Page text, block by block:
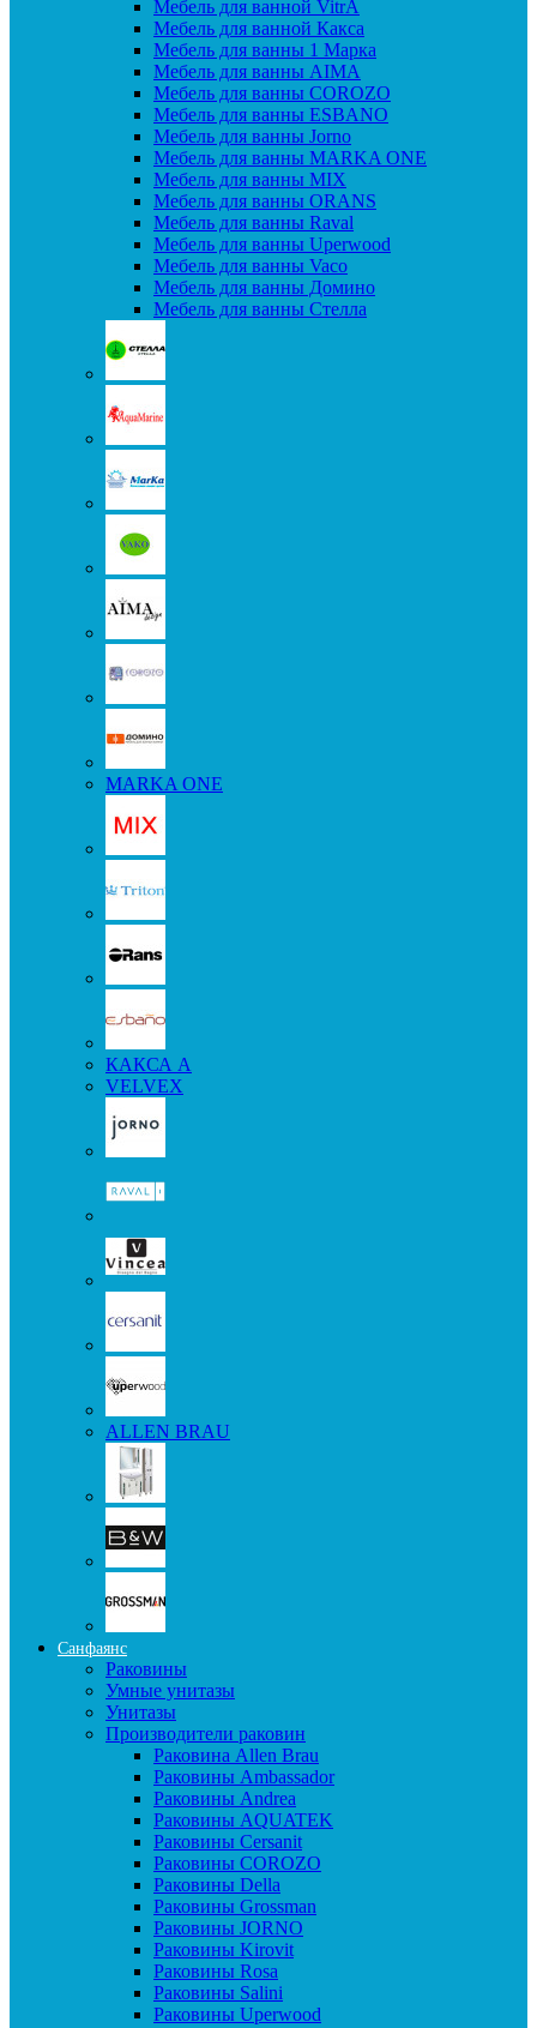
Мебель для ванной VitrA
Мебель для ванной Какса
Мебель для ванны 1 Марка
Мебель для ванны AIMA
Мебель для ванны COROZO
Мебель для ванны ESBANO
Мебель для ванны Jorno
Мебель для ванны MARKA ONE
Мебель для ванны MIX
Мебель для ванны ORANS
Мебель для ванны Raval
Мебель для ванны Uperwood
Мебель для ванны Vaco
Мебель для ванны Домино
Мебель для ванны Стелла
MARKA ONE
КАКСА А
VELVEX
ALLEN BRAU
Санфаянс
Раковины
Умные унитазы
Унитазы
Производители раковин
Раковина Allen Brau
Раковины Ambassador
Раковины Andrea
Раковины AQUATEK
Раковины Cersanit
Раковины COROZO
Раковины Della
Раковины Grossman
Раковины JORNO
Раковины Kirovit
Раковины Rosa
Раковины Salini
Раковины Uperwood